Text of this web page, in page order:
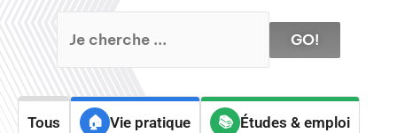
GO!
Tous Vie pratique Études & emploi